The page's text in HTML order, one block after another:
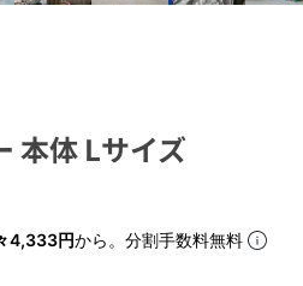
本体 Lサイズ
4,333円から。分割手数料無料